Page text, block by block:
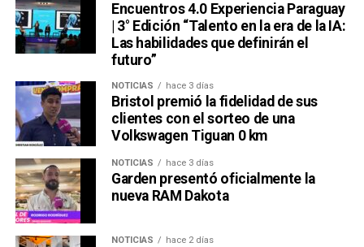
Encuentros 4.0 Experiencia Paraguay
| 3° Edición “Talento en la era de la IA:
Las habilidades que definirán el
futuro”
NOTICIAS hace 3 días
Bristol premió la fidelidad de sus
clientes con el sorteo de una
Volkswagen Tiguan 0 km
NOTICIAS hace 3 días
Garden presentó oficialmente la
nueva RAM Dakota
NOTICIAS hace 2 días